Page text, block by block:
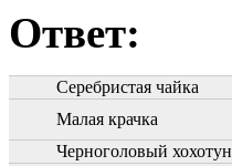
Ответ:
Серебристая чайка
Малая крачка
Черноголовый хохотун